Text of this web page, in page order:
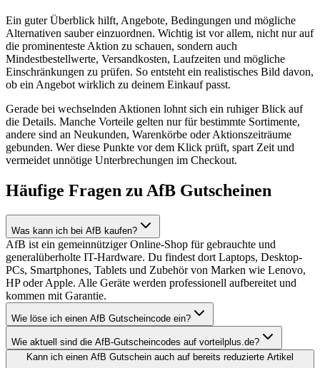
Ein guter Überblick hilft, Angebote, Bedingungen und mögliche
Alternativen sauber einzuordnen. Wichtig ist vor allem, nicht nur auf
die prominenteste Aktion zu schauen, sondern auch
Mindestbestellwerte, Versandkosten, Laufzeiten und mögliche
Einschränkungen zu prüfen. So entsteht ein realistisches Bild davon,
ob ein Angebot wirklich zu deinem Einkauf passt.
Gerade bei wechselnden Aktionen lohnt sich ein ruhiger Blick auf
die Details. Manche Vorteile gelten nur für bestimmte Sortimente,
andere sind an Neukunden, Warenkörbe oder Aktionszeiträume
gebunden. Wer diese Punkte vor dem Klick prüft, spart Zeit und
vermeidet unnötige Unterbrechungen im Checkout.
Häufige Fragen zu AfB Gutscheinen
Was kann ich bei AfB kaufen?
AfB ist ein gemeinnütziger Online-Shop für gebrauchte und
generalüberholte IT-Hardware. Du findest dort Laptops, Desktop-
PCs, Smartphones, Tablets und Zubehör von Marken wie Lenovo,
HP oder Apple. Alle Geräte werden professionell aufbereitet und
kommen mit Garantie.
Wie löse ich einen AfB Gutscheincode ein?
Wie aktuell sind die AfB-Gutscheincodes auf vorteilplus.de?
Kann ich einen AfB Gutschein auch auf bereits reduzierte Artikel